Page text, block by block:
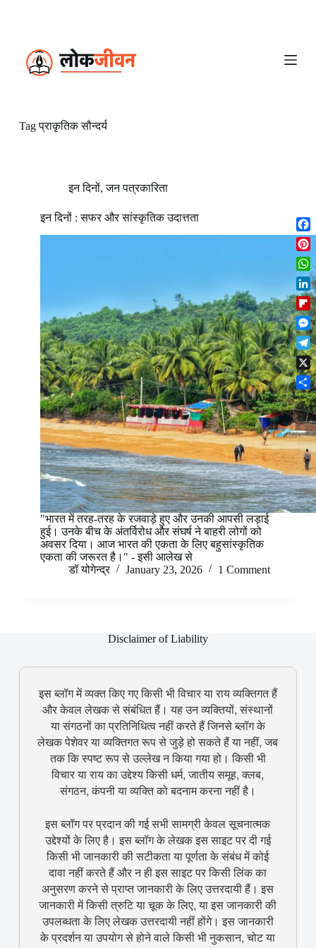
Tagप्राकृतिक सौन्दर्य
इन दिनों,जन पत्रकारिता
इन दिनों : सफर और सांस्कृतिक उदात्तता
"भारत में तरह-तरह के रजवाड़े हुए और उनकी आपसी लड़ाई
हुई। उनके बीच के अंतर्विरोध और संघर्ष ने बाहरी लोगों को
अवसर दिया। आज भारत की एकता के लिए बहुसांस्कृतिक
एकता की जरूरत है।" - इसी आलेख से
डॉ योगेन्द्र
January 23, 2026 1 Comment
Disclaimer of Liability
इस ब्लॉग में व्यक्त किए गए किसी भी विचार या राय व्यक्तिगत हैं
और केवल लेखक से संबंधित हैं। यह उन व्यक्तियों, संस्थानों
या संगठनों का प्रतिनिधित्व नहीं करते हैं जिनसे ब्लॉग के
लेखक पेशेवर या व्यक्तिगत रूप से जुड़े हो सकते हैं या नहीं, जब
तक कि स्पष्ट रूप से उल्लेख न किया गया हो। किसी भी
विचार या राय का उद्देश्य किसी धर्म, जातीय समूह, क्लब,
संगठन, कंपनी या व्यक्ति को बदनाम करना नहीं है।
इस ब्लॉग पर प्रदान की गई सभी सामग्री केवल सूचनात्मक
उद्देश्यों के लिए है। इस ब्लॉग के लेखक इस साइट पर दी गई
किसी भी जानकारी की सटीकता या पूर्णता के संबंध में कोई
दावा नहीं करते हैं और न ही इस साइट पर किसी लिंक का
अनुसरण करने से प्राप्त जानकारी के लिए उत्तरदायी हैं। इस
जानकारी में किसी त्रुटि या चूक के लिए, या इस जानकारी की
उपलब्धता के लिए लेखक उत्तरदायी नहीं होंगे। इस जानकारी
के प्रदर्शन या उपयोग से होने वाले किसी भी नुकसान, चोट या
F
a
c
e
b
o
o
k
P
i
n
t
e
r
e
s
t
W
h
a
t
s
A
p
p
L
i
n
k
e
d
I
n
F
l
i
p
b
o
a
r
d
M
e
s
s
e
n
g
e
r
T
e
l
e
g
r
a
m
X
S
h
a
r
e